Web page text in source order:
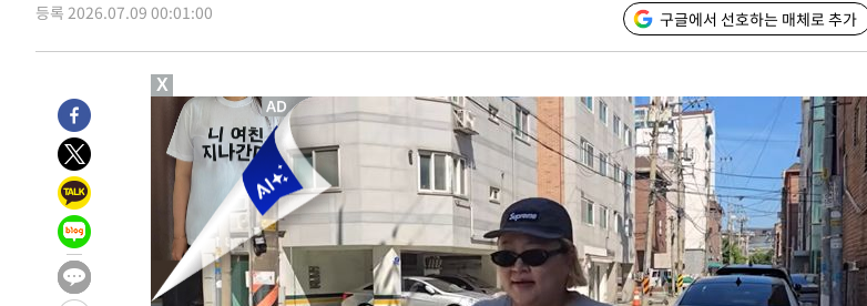
-5245초 전 > 남자 농구, 나고야 아시안게임서 '홈팀' 일본과 한일전
-4621초 전 >여수 오동도 해상서 모터보트 전복…1명 사망·1명 실종
극한폭염 한풀 꺾이지만…'낮 최고 35도' 무더위, 열대야 계속[다음주
날씨]
35분 전 >
축구협회 "압수수색·성접대 논란 사과…쇄신의 기회로 삼겠다"
1시간 전 >
[속보]'압수수색·성접대 논란' 축구협회 "실망과 걱정 안겨드려 죄송"
4시간 전 >
'최고 37도' 폭염 지속…강원동해안 최대 150㎜ 비
6시간 전 >
[속보]뉴욕증시 상승 마감…S&P 0.6% 나스닥 1.3%↑
-29450초 전 >
[속보]與최고위원 제주·인천 순회경선…박선원·최민희·서미화·
한민수·김용 순
-29403초 전 >
[속보]김민석, 與 전대 당원투표 누적 득표율 45.42%로 1위… 정
청래 44.56%
등록 2026.07.09 00:01:00 구글에서 선호하는 매체로 추가
X